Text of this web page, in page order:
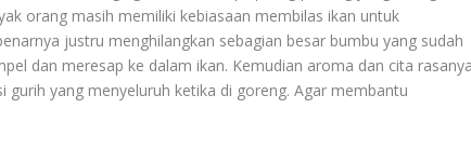
orang masih memiliki kebiasaan membilas ikan untuk
justru menghilangkan sebagian besar bumbu yang sudah
dan meresap ke dalam ikan. Kemudian aroma dan cita
gurih yang menyeluruh ketika di goreng. Agar membantu